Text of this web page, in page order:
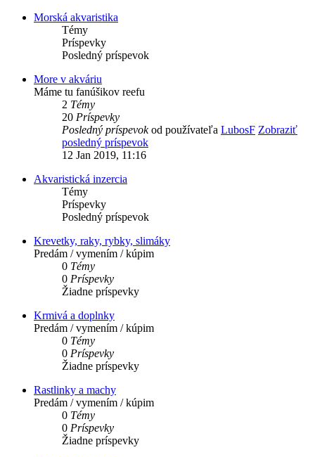
Morská akvaristika
Témy
Príspevky
Posledný príspevok
More v akváriu
Máme tu fanúšikov reefu
2 Témy
20 Príspevky
Posledný príspevokod používateľa LubosF Zobraziť
posledný príspevok
12 Jan 2019, 11:16
Akvaristická inzercia
Témy
Príspevky
Posledný príspevok
Krevetky, raky, rybky, slimáky
Predám / vymením / kúpim
0 Témy
0 Príspevky
Žiadne príspevky
Krmivá a doplnky
Predám / vymením / kúpim
0 Témy
0 Príspevky
Žiadne príspevky
Rastlinky a machy
Predám / vymením / kúpim
0 Témy
0 Príspevky
Žiadne príspevky